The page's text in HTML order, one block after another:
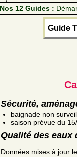
Nos 12 Guides :
Guide
Sécurité,
baignade non
saison prévue du
Qualité des eaux
Données mises à jour